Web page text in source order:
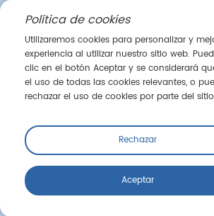
+86 13773239813
Síganos
Copyright © Suzhou Jieyou Fluid
derechos reservados.
Política de cookies
Utilizaremos cookies para personalizar y
experiencia al utilizar nuestro sitio web.
clic en el botón Aceptar y se considerará
el uso de todas las cookies relevantes, o
rechazar el uso de cookies por parte del
Rechazar
Aceptar